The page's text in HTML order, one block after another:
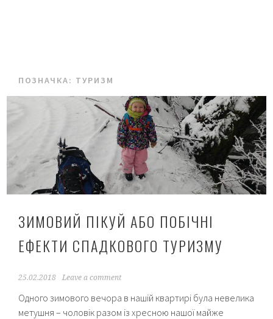
ПОЗНАЧКА: ТУРИЗМ
ЗИМОВИЙ ПІКУЙ АБО ПОБІЧНІ
ЕФЕКТИ СПАДКОВОГО ТУРИЗМУ
25.02.2018 Leave a comment
Одного зимового вечора в нашій квартирі була невелика
метушня – чоловік разом із хресною нашої майже